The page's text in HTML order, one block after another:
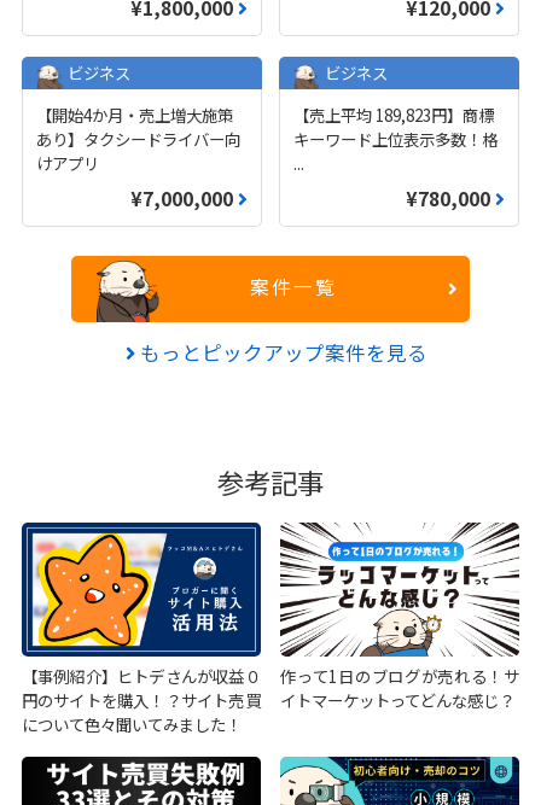
¥1,800,000 ¥120,000
ビジネス
【開始4か月・売上増大施策
あり】タクシードライバー向
けアプリ
¥7,000,000
ビジネス
【売上平均 189,823円】商標
キーワード上位表示多数！格
...
¥780,000
案件一覧
もっとピックアップ案件を見る
参考記事
【事例紹介】ヒトデさんが収益０
円のサイトを購入！？サイト売買
について色々聞いてみました！
作って1日のブログが売れる！サ
イトマーケットってどんな感じ？